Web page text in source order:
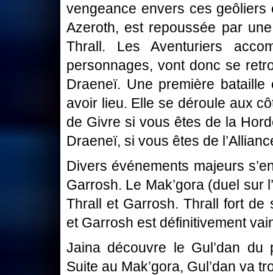
vengeance envers ces
Azeroth, est repoussée par
Thrall. Les Aventuriers
personnages, vont donc se
Draeneï. Une première
avoir lieu. Elle se déroule aux
de Givre si vous êtes de la
Draeneï, si vous êtes de
Divers événements majeurs
Garrosh. Le Mak’gora (duel sur
Thrall et Garrosh. Thrall fort de
et Garrosh est définitivement
Jaina découvre le Gul’dan du
Suite au Mak’gora, Gul’dan va